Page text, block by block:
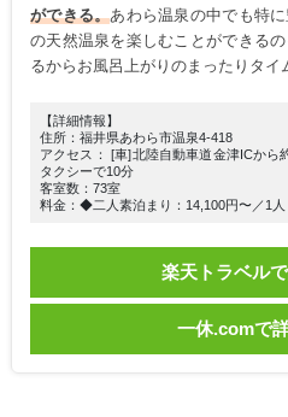
ができる。あわら温泉の中でも特
の天然温泉を楽しむことができる
るからお風呂上がりのまったりタイ
【詳細情報】
住所：福井県あわら市温泉4-418
アクセス： [車]北陸自動車道金津ICから
タクシーで10分
客室数：73室
料金：◆二人素泊まり：14,100円〜／1
楽天トラベル
一休.comで